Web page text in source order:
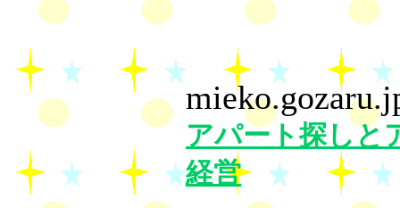
アパート探しと
経営